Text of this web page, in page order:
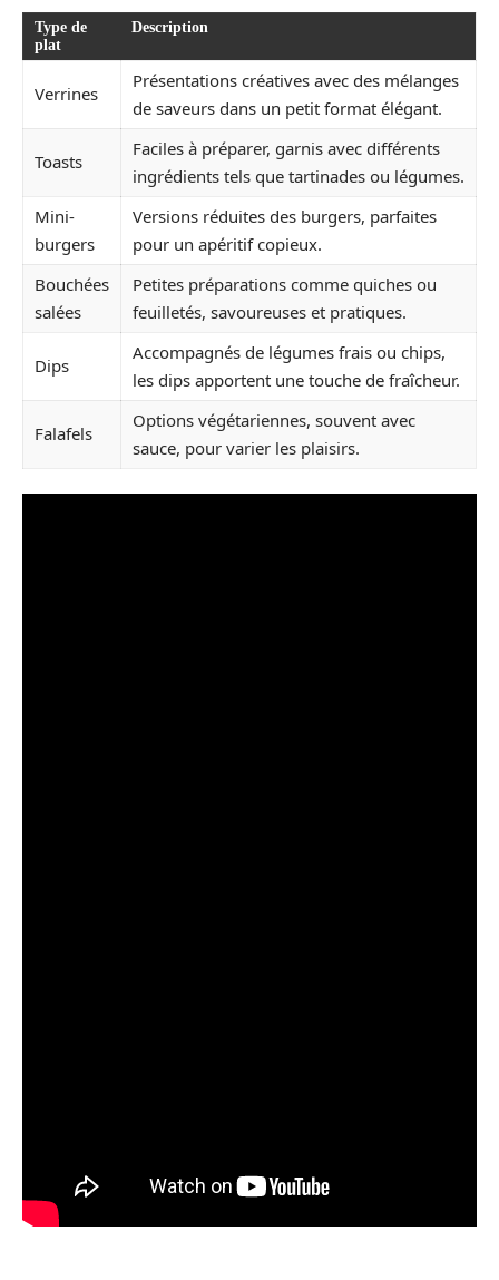
Type de
plat
Description
Verrines
Présentations créatives avec des mélanges
de saveurs dans un petit format élégant.
Toasts
Faciles à préparer, garnis avec différents
ingrédients tels que tartinades ou légumes.
Mini-
burgers
Versions réduites des burgers, parfaites
pour un apéritif copieux.
Bouchées
salées
Petites préparations comme quiches ou
feuilletés, savoureuses et pratiques.
Dips
Accompagnés de légumes frais ou chips,
les dips apportent une touche de fraîcheur.
Falafels
Options végétariennes, souvent avec
sauce, pour varier les plaisirs.